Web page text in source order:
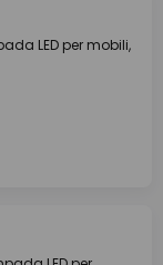
LED per mobili,